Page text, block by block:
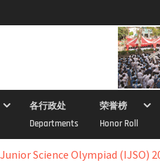
各行政处
Departments
荣誉榜
Honor Roll
Science Olympiad (IJSO)